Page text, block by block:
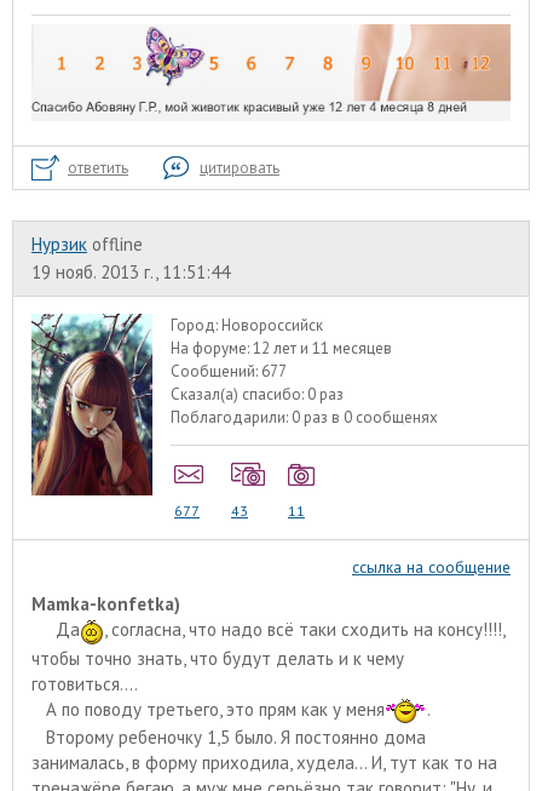
ответить цитировать
Нурзик offline
19 нояб. 2013 г., 11:51:44
Город: Новороссийск
На форуме:12 лет и 11 месяцев
Сообщений: 677
Сказал(а) спасибо: 0 раз
Поблагодарили: 0 раз в 0 сообщенях
677 43 11
ссылка на сообщение
Mamka-konfetka)
Да
, согласна, что надо всё таки сходить на консу!!!!,
чтобы точно знать, что будут делать и к чему
готовиться....
А по поводу третьего, это прям как у меня
.
Второму ребеночку 1,5 было. Я постоянно дома
занималась, в форму приходила, худела... И, тут как то на